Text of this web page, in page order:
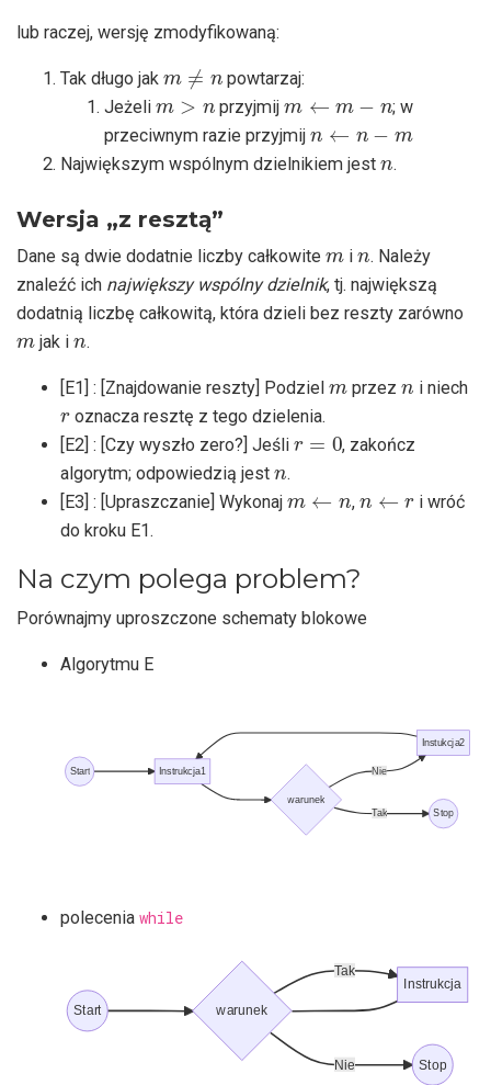
lub raczej, wersję zmodyfikowaną:
Tak długo jak
n
powtarzaj:
Jeżeli
n
przyjmij
m
; w
przeciwnym razie przyjmij
n
Największym wspólnym dzielnikiem jest .
Wersja „z resztą”
Dane są dwie dodatnie liczby całkowite i
. Należy
znaleźć ich największy wspólny dzielnik, tj. największą
dodatnią liczbę całkowitą, która dzieli bez reszty zarówno
m
jak i
n
.
[E1] : [Znajdowanie reszty] Podziel przez i niech
r
oznacza resztę z tego dzielenia.
[E2] : [Czy wyszło zero?] Jeśli
, zakończ
algorytm; odpowiedzią jest
.
[E3] : [Upraszczanie] Wykonaj
,
i wróć
do kroku E1.
Na czym polega problem?
Porównajmy uproszczone schematy blokowe
Algorytmu E
Nie
Tak
Start Instrukcja1
warunek
Instukcja2
Stop
polecenia while
Tak
Nie
Start warunek
Instrukcja
Stop